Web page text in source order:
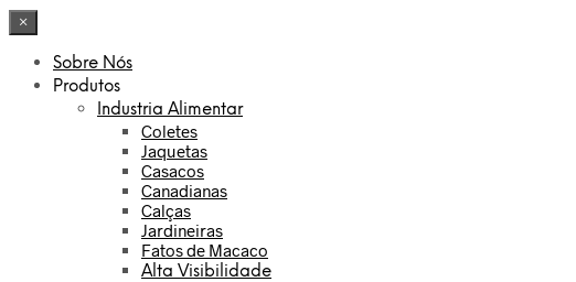
×
Sobre Nós
Produtos
Industria Alimentar
Coletes
Jaquetas
Casacos
Canadianas
Calças
Jardineiras
Fatos de Macaco
Alta Visibilidade